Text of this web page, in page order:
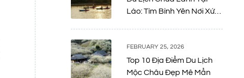
Lào: Tìm Bình Yên Nơi Xứ
FEBRUARY 25, 2026
Top 10 Địa Điểm Du Lịch
Mộc Châu Đẹp Mê Mẩn